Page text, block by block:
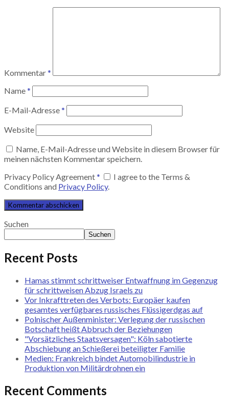
Kommentar*
Name*
E-Mail-Adresse*
Website
Name, E-Mail-Adresse und Website in diesem Browser für
meinen nächsten Kommentar speichern.
Privacy Policy Agreement*
I agree to the Terms &
Conditions and Privacy Policy.
Suchen
Suchen
Recent Posts
Hamas stimmt schrittweiser Entwaffnung im Gegenzug
für schrittweisen Abzug Israels zu
Vor Inkrafttreten des Verbots: Europäer kaufen
gesamtes verfügbares russisches Flüssigerdgas auf
Polnischer Außenminister: Verlegung der russischen
Botschaft heißt Abbruch der Beziehungen
"Vorsätzliches Staatsversagen": Köln sabotierte
Abschiebung an Schießerei beteiligter Familie
Medien: Frankreich bindet Automobilindustrie in
Produktion von Militärdrohnen ein
Recent Comments